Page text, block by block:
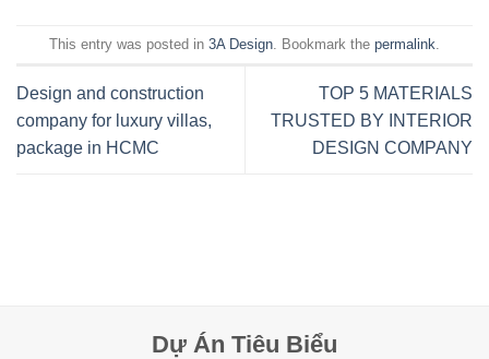
This entry was posted in 3A Design . Bookmark the permalink
Design and construction
company for luxury villas,
package in HCMC
TOP 5 MATERIALS
TRUSTED BY INTERIOR
DESIGN COMPANY
Dự Án Tiêu Biểu